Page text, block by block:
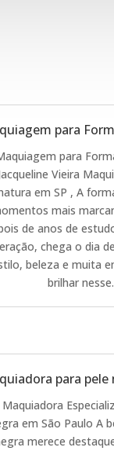
para
para
Vieira
em SP , A
mais
de anos de
chega o dia
beleza e muita
brilhar
para pele
Maquiadora
em São Paulo A
merece